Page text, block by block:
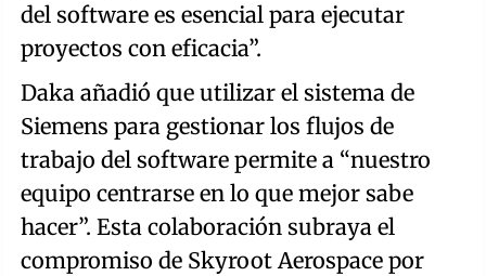
del software es esencial para ejecutar
proyectos con eficacia”.
Daka añadió que utilizar el sistema de
Siemens para gestionar los flujos de
trabajo del software permite a “nuestro
equipo centrarse en lo que mejor sabe
hacer”. Esta colaboración subraya el
compromiso de Skyroot Aerospace por